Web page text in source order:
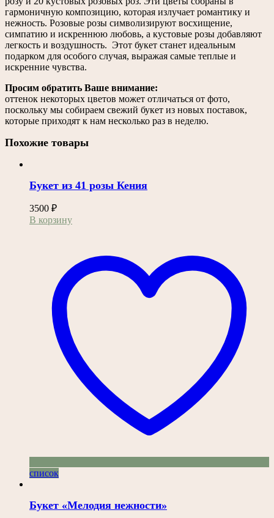
гармоничную композицию, которая излучает романтику и
нежность. Розовые розы символизируют восхищение,
симпатию и искреннюю любовь, а кустовые розы добавляют
легкость и воздушность. Этот букет станет идеальным
подарком для особого случая, выражая самые теплые и
искренние чувства.
Просим обратить Ваше внимание:
оттенок некоторых цветов может отличаться от фото,
поскольку мы собираем свежий букет из новых поставок,
которые приходят к нам несколько раз в неделю.
Похожие товары
Букет из 41 розы Кения
3500 ₽
В корзину
список
Букет «Мелодия нежности»